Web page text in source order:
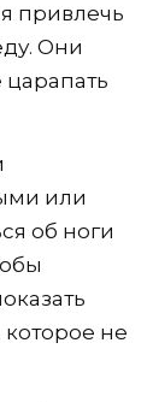
привлечь
Они
царапать
или
об ноги
которое не